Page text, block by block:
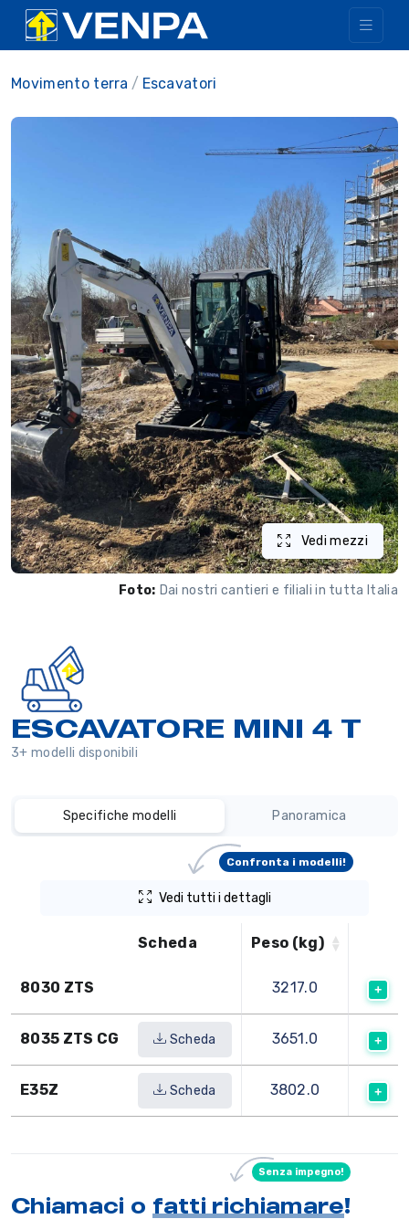
Movimento terra Escavatori
Vedi mezzi
Foto: Dai nostri cantieri e filiali in tutta Italia
ESCAVATORE MINI 4 T
3+ modelli disponibili
Specifiche modelli Panoramica
Vedi tutti i dettagli
Confronta i modelli!
Scheda Peso (kg)
8030 ZTS 3217.0
8035 ZTS CG Scheda 3651.0
E35Z Scheda 3802.0
Chiamaci o fatti richiamare!
Senza impegno!